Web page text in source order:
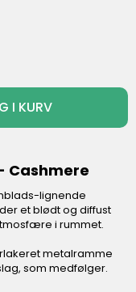
I KURV
Cashmere
lignende
et blødt og diffust
i rummet.
metalramme
som medfølger.